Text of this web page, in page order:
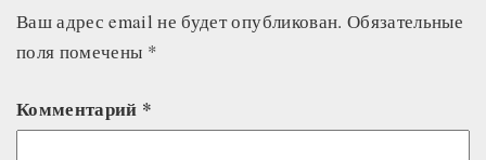
Ваш адрес email не будет опубликован. Обязательные
поля помечены *
Комментарий *